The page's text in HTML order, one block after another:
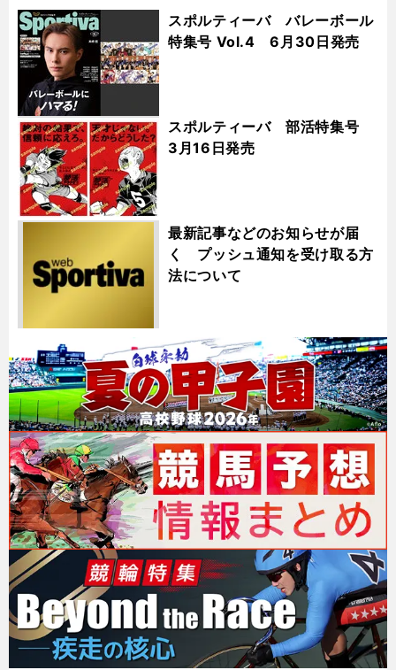
スポルティーバ バレーボール
特集号 Vol.4 6月30日発売
スポルティーバ 部活特集号
3月16日発売
最新記事などのお知らせが届
く プッシュ通知を受け取る方
法について